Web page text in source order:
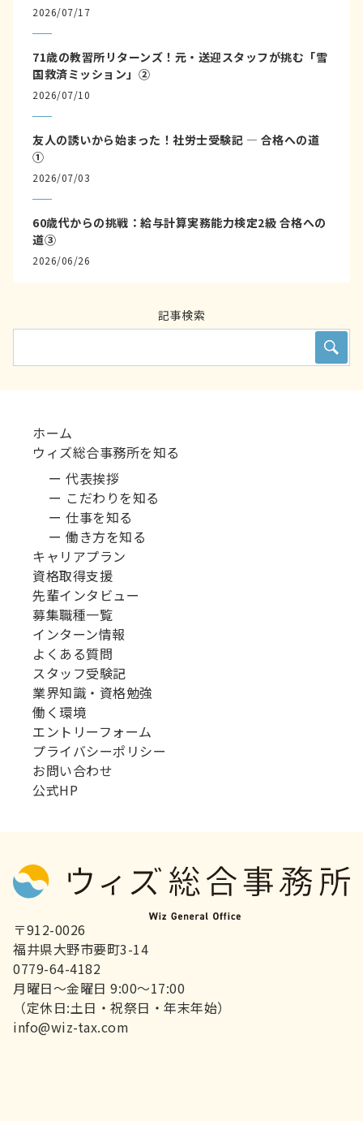
2026/07/17
71歳の教習所リターンズ！元・送迎スタッフが挑む「雪
国救済ミッション」②
2026/07/10
友人の誘いから始まった！社労士受験記 ― 合格への道
①
2026/07/03
60歳代からの挑戦：給与計算実務能力検定2級 合格への
道③
2026/06/26
記事検索
ホーム
ウィズ総合事務所を知る
ー 代表挨拶
ー こだわりを知る
ー 仕事を知る
ー 働き方を知る
キャリアプラン
資格取得支援
先輩インタビュー
募集職種一覧
インターン情報
よくある質問
スタッフ受験記
業界知識・資格勉強
働く環境
エントリーフォーム
プライバシーポリシー
お問い合わせ
公式HP
〒912-0026
福井県大野市要町3-14
0779-64-4182
月曜日～金曜日 9:00～17:00
（定休日:土日・祝祭日・年末年始）
info@wiz-tax.com